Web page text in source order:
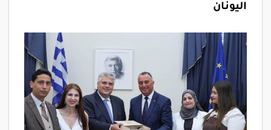
اليونان